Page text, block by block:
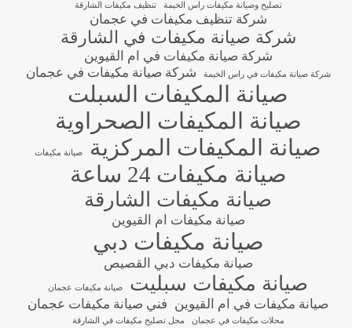
تصليح وصيانة مكيفات راس الخيمة تنظيف مكيفات الشارقة
شركة تنظيف مكيفات في عجمان
شركة صيانة مكيفات في الشارقة
شركة صيانة مكيفات في ام القيوين
شركة صيانة مكيفات في راس الخيمة شركة صيانة مكيفات في عجمان
صيانة المكيفات السبلت
صيانة المكيفات الصحراوية
صيانة المكيفات المركزية
صيانة مكيفات
صيانة مكيفات 24 ساعة
صيانة مكيفات الشارقة
صيانة مكيفات ام القيوين
صيانة مكيفات دبي
صيانة مكيفات دبي القصيص
صيانة مكيفات سبليت صيانة مكيفات عجمان
صيانة مكيفات في ام القيوين فني صيانة مكيفات عجمان
محلات مكيفات في عجمان محل تصليح مكيفات في الشارقة